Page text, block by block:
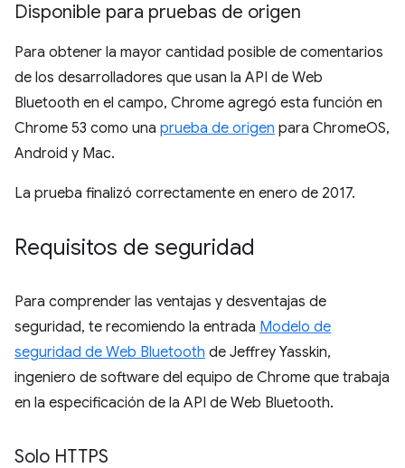
Disponible para pruebas de origen
Para obtener la mayor cantidad posible de comentarios
de los desarrolladores que usan la API de Web
Bluetooth en el campo, Chrome agregó esta función en
Chrome 53 como una prueba de origen para ChromeOS,
Android y Mac.
La prueba finalizó correctamente en enero de 2017.
Requisitos de seguridad
Para comprender las ventajas y desventajas de
seguridad, te recomiendo la entrada Modelo de
seguridad de Web Bluetooth de Jeffrey Yasskin,
ingeniero de software del equipo de Chrome que trabaja
en la especificación de la API de Web Bluetooth.
Solo HTTPS